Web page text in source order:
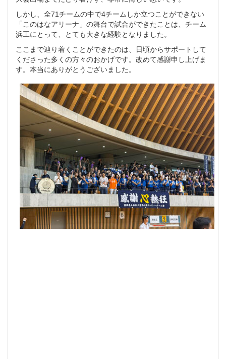
しかし、全71チームの中で4チームしか立つことができない
「このはなアリーナ」の舞台で試合ができたことは、チーム
浜工にとって、とても大きな経験となりました。
ここまで辿り着くことができたのは、日頃からサポートして
くださった多くの方々のおかげです。改めて感謝申し上げま
す。本当にありがとうございました。